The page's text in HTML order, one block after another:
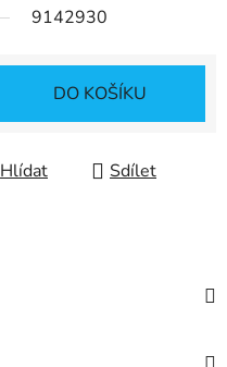
9142930
DO KOŠÍKU
Hlídat Sdílet